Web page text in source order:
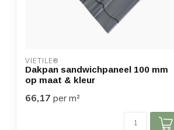
VIETILE®
Dakpan sandwichpaneel 100 mm
op maat & kleur
66,17 per m²